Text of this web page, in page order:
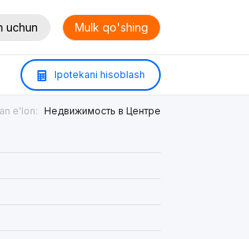
uchun Mulk qo'shing
Ipotekani hisoblash
e'lon: Недвижимость в Центре